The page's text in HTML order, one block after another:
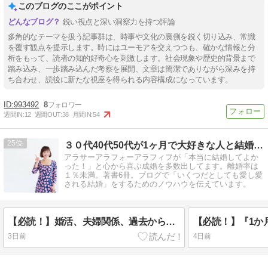
このブログのここがポイント
鋭い視点と深い洞察力を持つ評論
多角的なテーマを扱う記事群は、時事や文化の裏側を鋭く切り込み、常識
を覆す観点を提示します。時にはユーモアを交えつつも、確かな情報と分
析をもって、読者の知的好奇心を刺激します。社会現象や歴史的背景まで
踏み込み、一歩踏み込んだ考察を展開、文章は簡潔でありながら深みを持
ち合わせ、読後に新たな視座を得られる内容構成になっています。
993492 8
週間IN:12 週間OUT:38 月間IN:54
25 ３０代40代50代が1ヶ月で大好きな人と結婚！ハピ婚相談所
アラサーアラフォーアラフィフが「本当に結婚してよか
った！」と心から喜ぶ成婚を多数出してます。離婚率は
１％未満。著書6冊。ブログで「いくつだとしても愛し愛
される結婚」をするためのノウハウを伝えています。
【必読！】婚活、夫婦関係、過去からの情報に惑わされない方法とは？？
3日前 4日前